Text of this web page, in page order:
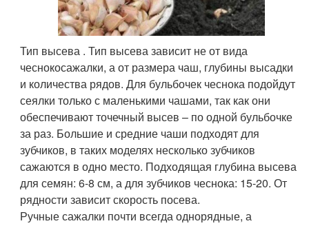
Тип высева . Тип высева зависит не от вида
чеснокосажалки, а от размера чаш, глубины высадки
и количества рядов. Для бульбочек чеснока подойдут
сеялки только с маленькими чашами, так как они
обеспечивают точечный высев – по одной бульбочке
за раз. Большие и средние чаши подходят для
зубчиков, в таких моделях несколько зубчиков
сажаются в одно место. Подходящая глубина высева
для семян: 6-8 см, а для зубчиков чеснока: 15-20. От
рядности зависит скорость посева.
Ручные сажалки почти всегда однорядные, а